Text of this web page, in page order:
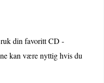
din favoritt CD -
kan være nyttig hvis du